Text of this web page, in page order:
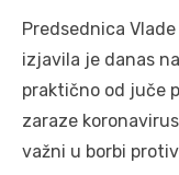
Predsednica
izjavila je danas
praktično od juče
zaraze
važni u borbi